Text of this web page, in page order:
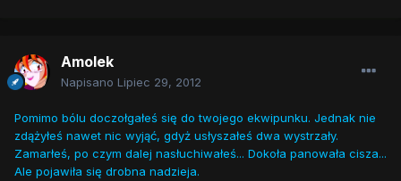
Amolek
Napisano Lipiec 29, 2012
Pomimo bólu doczołgałeś się do twojego ekwipunku. Jednak nie
zdążyłeś nawet nic wyjąć, gdyż usłyszałeś dwa wystrzały.
Zamarłeś, po czym dalej nasłuchiwałeś... Dokoła panowała cisza...
Ale pojawiła się drobna nadzieja.